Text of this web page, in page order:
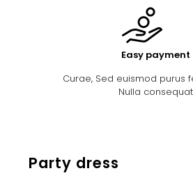
Easy payment
Curae, Sed euismod purus
Nulla consequat
Party dress